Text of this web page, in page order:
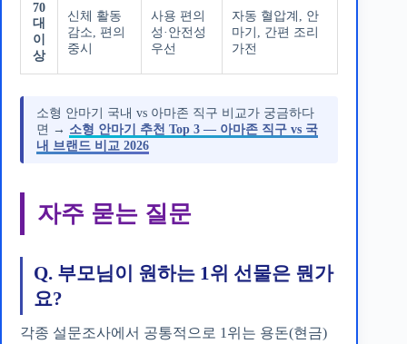
70
대
이
상
신체 활동
감소, 편의
중시
사용 편의
성·안전성
우선
자동 혈압계, 안
마기, 간편 조리
가전
소형 안마기 국내 vs 아마존 직구 비교가 궁금하다
면 → 소형 안마기 추천 Top 3 — 아마존 직구 vs 국
내 브랜드 비교 2026
자주 묻는 질문
Q. 부모님이 원하는 1위 선물은 뭔가
요?
각종 설문조사에서 공통적으로 1위는 용돈(현금)